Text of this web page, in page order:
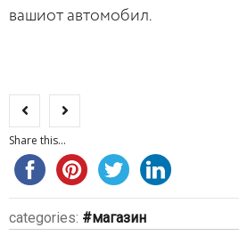
вашиот автомобил.
Share this...
categories: магазин